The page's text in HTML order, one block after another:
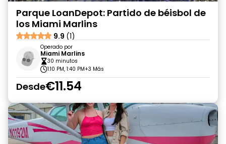
Parque LoanDepot: Partido de béisbol de
los Miami Marlins
9.9 (1)
Operado por
Miami Marlins
30 minutos
1:10 PM, 1:40 PM+3 Más
Desde€11.54